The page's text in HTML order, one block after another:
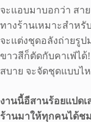
จะแอบมาบอกว่า สา
ทางร้านเหมาะสำหรั
จะแต่งชุดอลังถ่ายรูป
ขาวสีก็ตัดกับคาเฟ่ได้
สบาย จะจัดชุดแบบ
งานนี้อีสานร้อยแปดเ
ร้านมาให้ทุกคนได้ช